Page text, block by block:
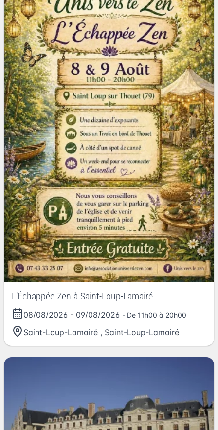
L'Échappée Zen à Saint-Loup-Lamairé
08/08/2026 - 09/08/2026 - De 11h00 à 20h00
Saint-Loup-Lamairé , Saint-Loup-Lamairé